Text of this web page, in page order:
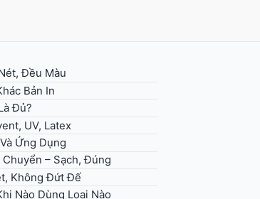
Đều Màu
Bản In
Đủ?
UV, Latex
Ứng Dụng
Chuyển – Sạch, Đúng
Không Đứt Đế
Nào Dùng Loại Nào